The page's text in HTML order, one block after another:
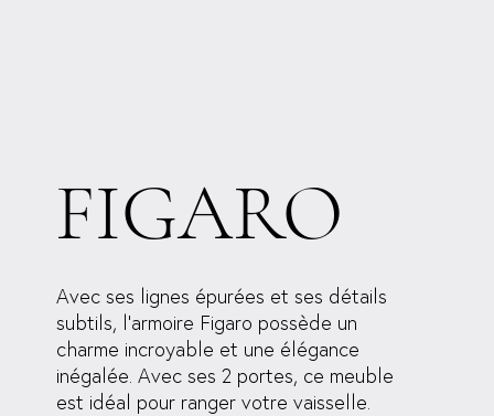
FIGARO
Avec ses lignes épurées et ses détails
subtils, l'armoire Figaro possède un
charme incroyable et une élégance
inégalée. Avec ses 2 portes, ce meuble
est idéal pour ranger votre vaisselle.